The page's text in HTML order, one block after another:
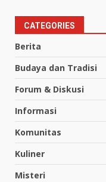
CATEGORIES
Berita
Budaya dan Tradisi
Forum & Diskusi
Informasi
Komunitas
Kuliner
Misteri